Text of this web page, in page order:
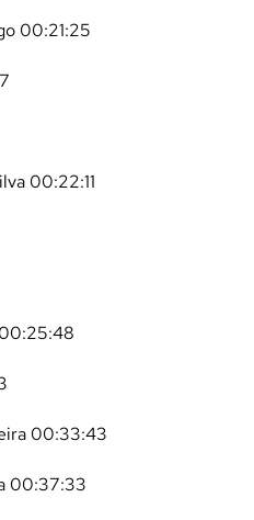
00:21:25
00:22:11
00:33:43
00:37:33